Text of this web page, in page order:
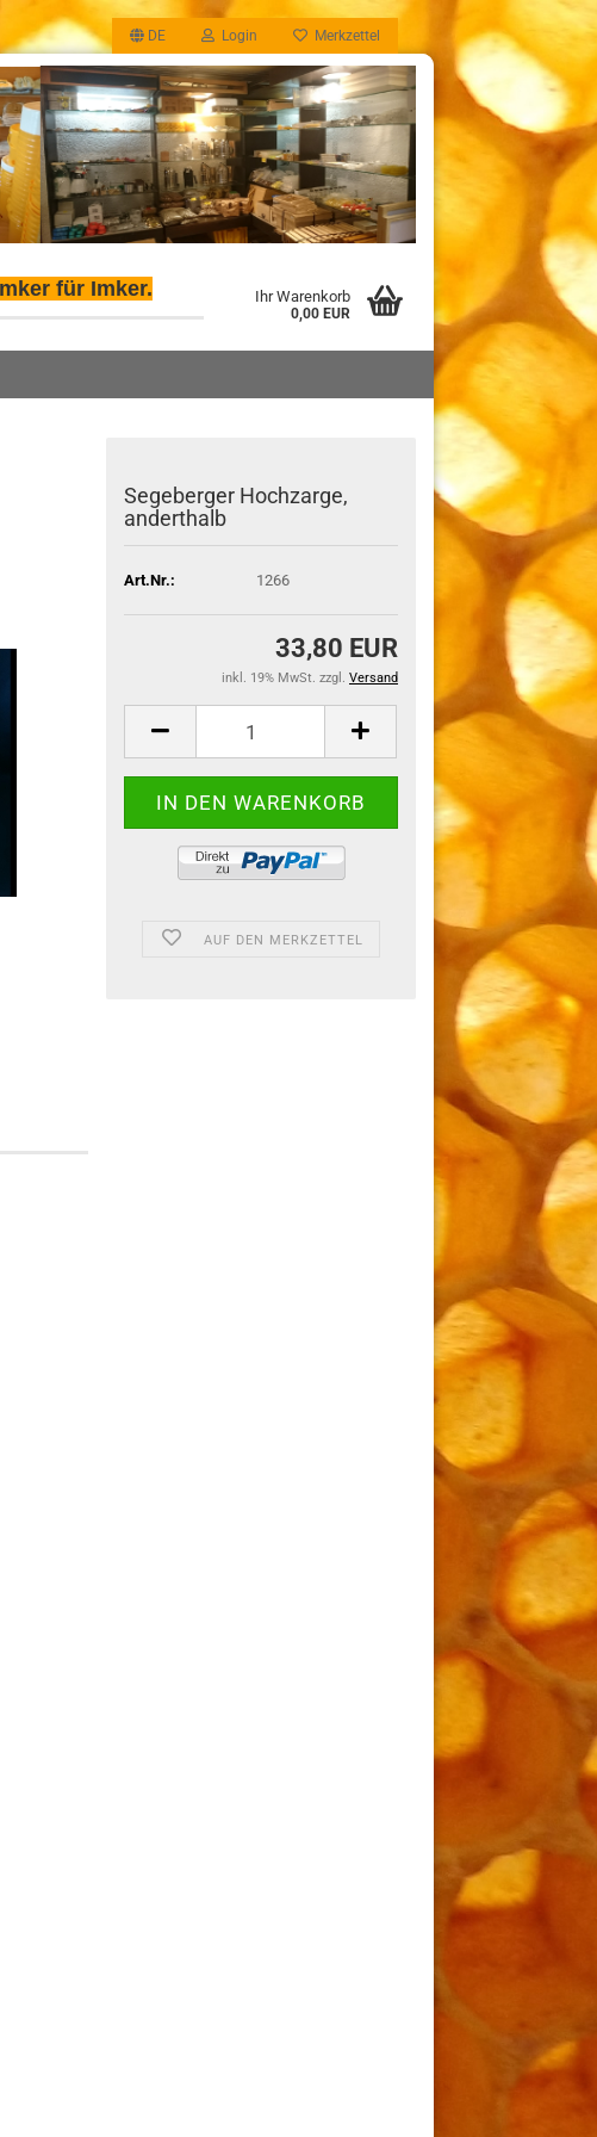
DE Login Merkzettel
für Imker. Ihr Warenkorb
0,00 EUR
Segeberger Hochzarge,
anderthalb
Art.Nr.: 1266
33,80 EUR
inkl. 19% MwSt. zzgl. Versand
AUF DEN MERKZETTEL